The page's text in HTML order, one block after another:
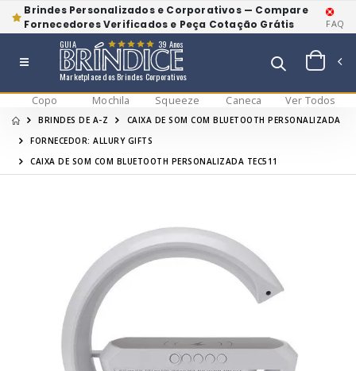
Brindes Personalizados e Corporativos — Compare
Fornecedores Verificados e Peça Cotação Grátis
FAQ
Marketplace dos Brindes Corporativos
GUIA 39 Anos
Copo Mochila Squeeze Caneca Ver Todos
BRINDES DE A-Z
CAIXA DE SOM COM BLUETOOTH PERSONALIZADA
FORNECEDOR: ALLURY GIFTS
CAIXA DE SOM COM BLUETOOTH PERSONALIZADA TEC511